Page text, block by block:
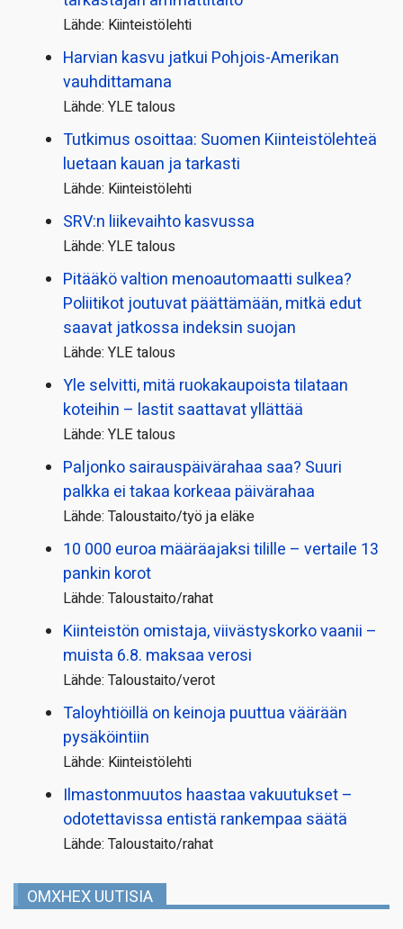
Lähde: Kiinteistölehti
Harvian kasvu jatkui Pohjois-Amerikan
vauhdittamana
Lähde: YLE talous
Tutkimus osoittaa: Suomen Kiinteistölehteä
luetaan kauan ja tarkasti
Lähde: Kiinteistölehti
SRV:n liikevaihto kasvussa
Lähde: YLE talous
Pitääkö valtion menoautomaatti sulkea?
Poliitikot joutuvat päättämään, mitkä edut
saavat jatkossa indeksin suojan
Lähde: YLE talous
Yle selvitti, mitä ruokakaupoista tilataan
koteihin – lastit saattavat yllättää
Lähde: YLE talous
Paljonko sairauspäivä­rahaa saa? Suuri
palkka ei takaa korkeaa päivärahaa
Lähde: Taloustaito/työ ja eläke
10 000 euroa määräajaksi tilille – vertaile 13
pankin korot
Lähde: Taloustaito/rahat
Kiinteistön omistaja, viivästyskorko vaanii –
muista 6.8. maksaa verosi
Lähde: Taloustaito/verot
Taloyhtiöillä on keinoja puuttua väärään
pysäköintiin
Lähde: Kiinteistölehti
Ilmastonmuutos haastaa vakuutukset –
odotettavissa entistä rankempaa säätä
Lähde: Taloustaito/rahat
OMXHEX UUTISIA